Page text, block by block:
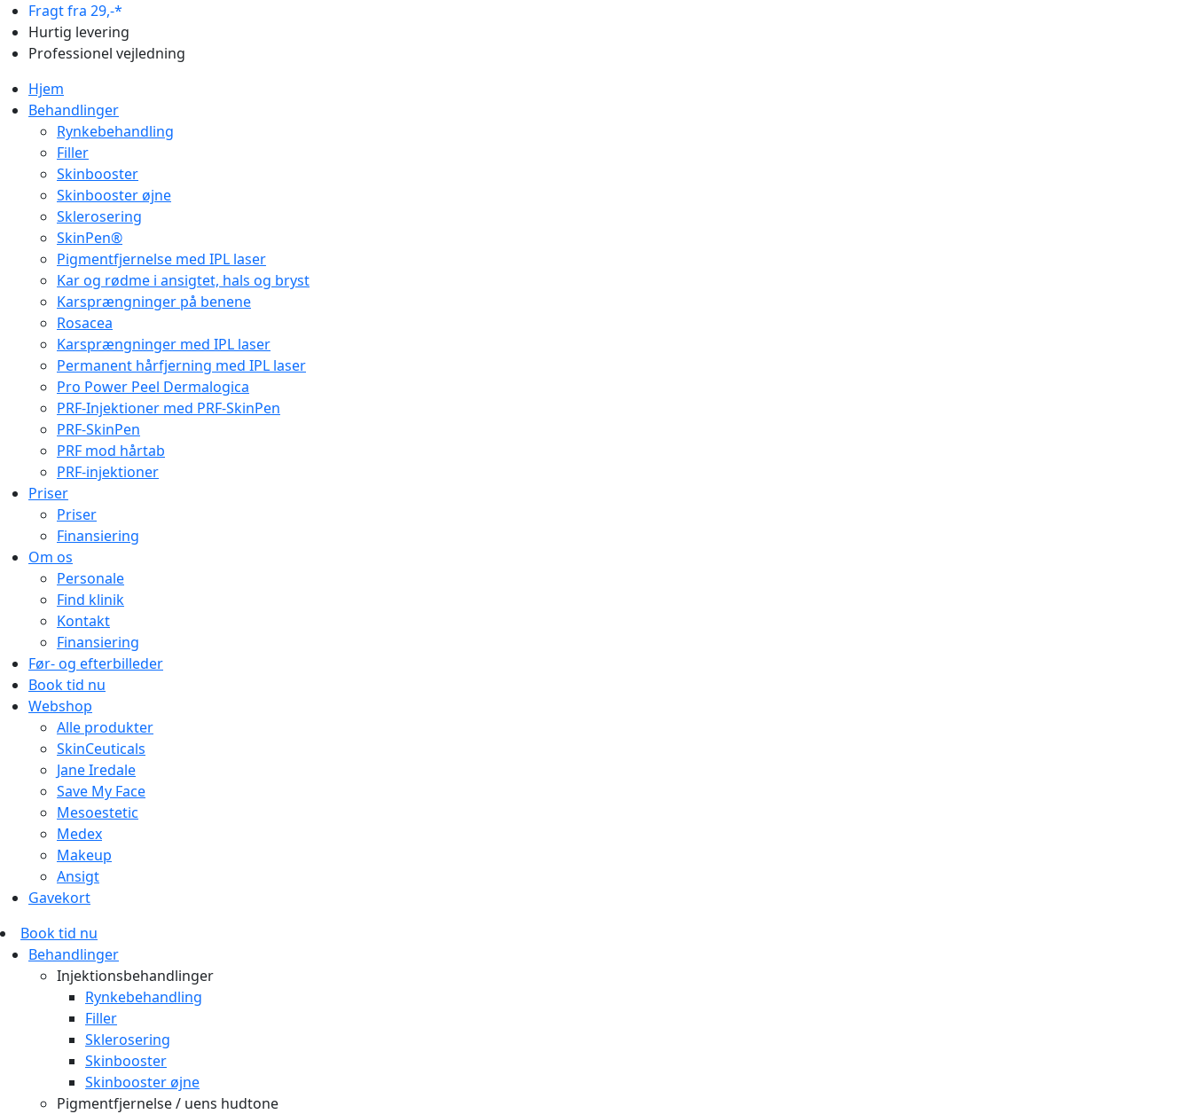
Fragt fra 29,-*
Hurtig levering
Professionel vejledning
Hjem
Behandlinger
Rynkebehandling
Filler
Skinbooster
Skinbooster øjne
Sklerosering
SkinPen®
Pigmentfjernelse med IPL laser
Kar og rødme i ansigtet, hals og bryst
Karsprængninger på benene
Rosacea
Karsprængninger med IPL laser
Permanent hårfjerning med IPL laser
Pro Power Peel Dermalogica
PRF-Injektioner med PRF-SkinPen
PRF-SkinPen
PRF mod hårtab
PRF-injektioner
Priser
Priser
Finansiering
Om os
Personale
Find klinik
Kontakt
Finansiering
Før- og efterbilleder
Book tid nu
Webshop
Alle produkter
SkinCeuticals
Jane Iredale
Save My Face
Mesoestetic
Medex
Makeup
Ansigt
Gavekort
Book tid nu
Behandlinger
Injektionsbehandlinger
Rynkebehandling
Filler
Sklerosering
Skinbooster
Skinbooster øjne
Pigmentfjernelse / uens hudtone